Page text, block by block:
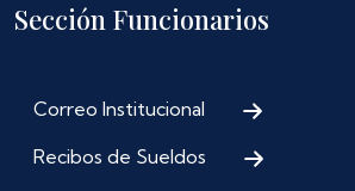
Sección Funcionarios
Correo Institucional
Recibos de Sueldos